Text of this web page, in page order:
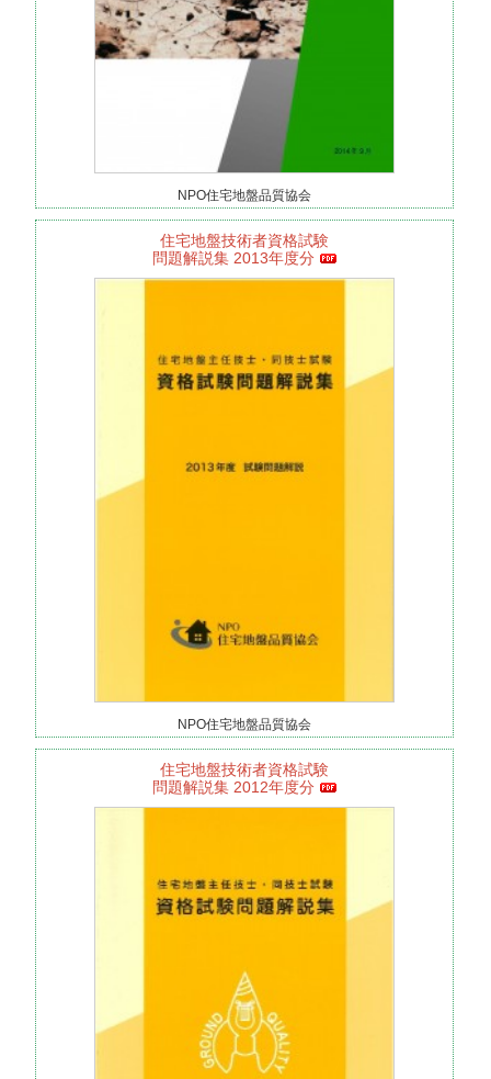
NPO住宅地盤品質協会
住宅地盤技術者資格試験
問題解説集 2013年度分
NPO住宅地盤品質協会
住宅地盤技術者資格試験
問題解説集 2012年度分